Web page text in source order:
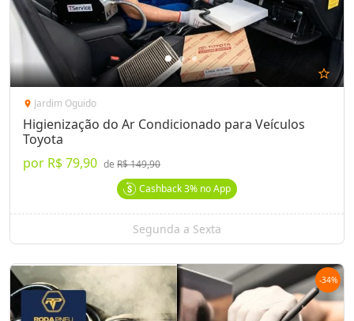
star_outline
location_on Jardim Oguido
Higienização do Ar Condicionado para Veículos
Toyota
por R$ 79,90 de R$ 149,90
Cashback3% no App
Segunda a Sexta
-34%